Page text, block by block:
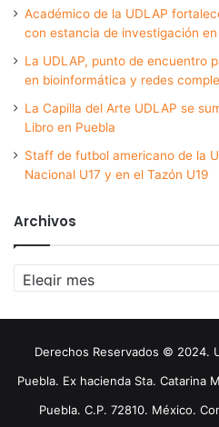
Académico de la UDLAP
con estancia de investigación
La UDLAP, punto de encuentro
en bioinformática y redes
La Capilla del Arte UDLAP se
Libro en Puebla
Staff de futbol americano de la
Nacional U17 y en el Tazón U19
Archivos
Archivos
Derechos Reservados © 2024.
Puebla. Ex hacienda Sta. Catarina
Puebla. C.P. 72810. México.